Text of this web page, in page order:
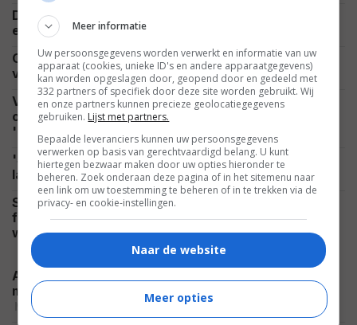
De nieuwste Godzilla-film wordt groter en woester,
en duurt ook nog eens flink lang
Ook Netflix profiteert flink van het enorme succes
van 'Spider-Man: Brand New Day'NETFLIX
Vanavond kijk je op SBS 9 een compleet
onbegrepen scifi-film met de wederopstanding van
'Neo'
NIEUWS
'Supergirl' krijgt harde klap en eindigt wereldwijd
lager dan beruchte flop 'Morbius' NIEUWS
Scandinavische misdaadthriller op Netflix,
fantasyserie gebaseerd op spel moet succes
worden en scifi-serie komt terugNIEUWS
Al deze 64 films brachten wereldwijd meer dan 1
miljard dollar op: van 'Avatar' tot 'The Dark Knight'
NIEUWS
Meer informatie
Uw persoonsgegevens worden verwerkt en informatie van uw
apparaat (cookies, unieke ID's en andere apparaatgegevens)
kan worden opgeslagen door, geopend door en gedeeld met
332 partners of specifiek door deze site worden gebruikt. Wij
en onze partners kunnen precieze geolocatiegegevens
gebruiken. Lijst met partners.
Bepaalde leveranciers kunnen uw persoonsgegevens
verwerken op basis van gerechtvaardigd belang. U kunt
hiertegen bezwaar maken door uw opties hieronder te
beheren. Zoek onderaan deze pagina of in het sitemenu naar
een link om uw toestemming te beheren of in te trekken via de
privacy- en cookie-instellingen.
Naar de website
Meer opties